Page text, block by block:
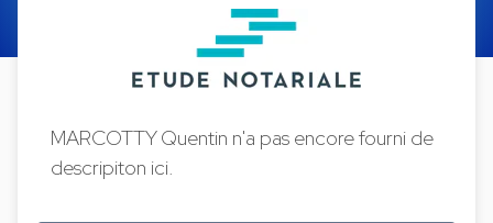
MARCOTTY Quentin n'a pas encore fourni de
descripiton ici.